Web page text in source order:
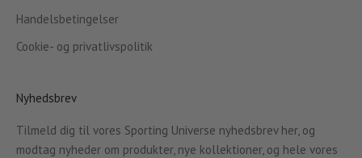
Handelsbetingelser
Cookie- og privatlivspolitik
Nyhedsbrev
Tilmeld dig til vores Sporting Universe nyhedsbrev her, og
modtag nyheder om produkter, nye kollektioner, og hele vores